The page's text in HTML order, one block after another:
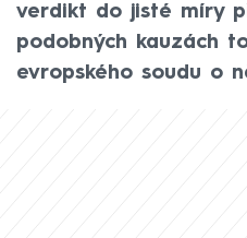
verdikt do jisté míry
podobných kauzách
evropského soudu o